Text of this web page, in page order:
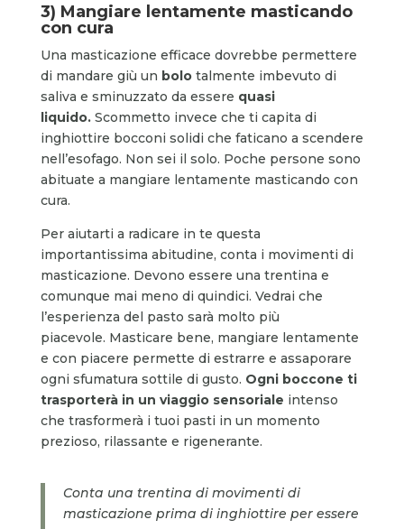
3) Mangiare lentamente masticando
con cura
Una masticazione efficace dovrebbe permettere
di mandare giù un bolotalmente imbevuto di
saliva e sminuzzato da essere quasi
liquido. Scommetto invece che ti capita di
inghiottire bocconi solidi che faticano a scendere
nell’esofago. Non sei il solo. Poche persone sono
abituate a mangiare lentamente masticando con
cura.
Per aiutarti a radicare in te questa
importantissima abitudine, conta i movimenti di
masticazione. Devono essere una trentina e
comunque mai meno di quindici. Vedrai che
l’esperienza del pasto sarà molto più
piacevole. Masticare bene, mangiare lentamente
e con piacere permette di estrarre e assaporare
ogni sfumatura sottile di gusto. Ogni boccone ti
trasporterà in un viaggio sensoriale intenso
che trasformerà i tuoi pasti in un momento
prezioso, rilassante e rigenerante.
Conta una trentina di movimenti di
masticazione prima di inghiottire per essere